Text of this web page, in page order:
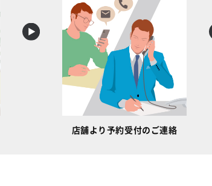
店舗より予約受付のご連絡